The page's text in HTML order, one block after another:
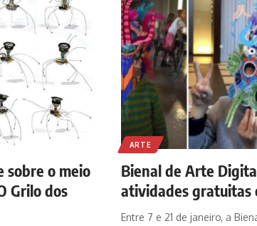
o meio
Grilo dos
ARTE
Bienal de Arte
atividades gratuitas
Entre 7 e 21 de janeiro, a